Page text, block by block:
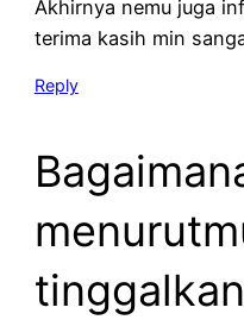
Akhirnya nemu juga
terima kasih min
Reply